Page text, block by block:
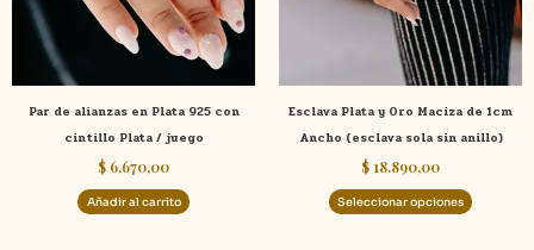
Par de alianzas en Plata 925 con
cintillo Plata / juego
$ 6.670,00
Añadir al carrito
Esclava Plata y Oro Maciza de 1cm
Ancho (esclava sola sin anillo)
$ 18.890,00
Seleccionar opciones
se
pueden
elegir
en
la
de